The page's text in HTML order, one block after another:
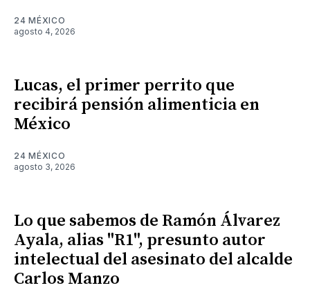
24 MÉXICO
agosto 4, 2026
Lucas, el primer perrito que
recibirá pensión alimenticia en
México
24 MÉXICO
agosto 3, 2026
Lo que sabemos de Ramón Álvarez
Ayala, alias "R1", presunto autor
intelectual del asesinato del alcalde
Carlos Manzo